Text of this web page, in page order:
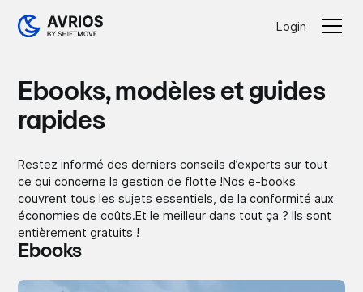
Login
Ebooks, modèles et guides
rapides
Restez informé des derniers conseils d’experts sur tout
ce qui concerne la gestion de flotte !Nos e-books
couvrent tous les sujets essentiels, de la conformité aux
économies de coûts.Et le meilleur dans tout ça ? Ils sont
entièrement gratuits !
Ebooks